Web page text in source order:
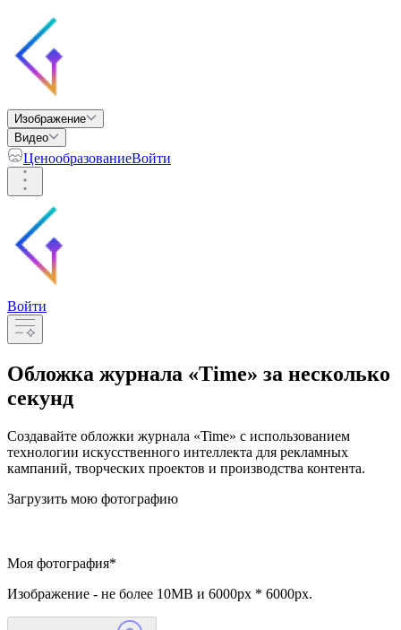
Изображение
Видео
ЦенообразованиеВойти
Войти
Обложка журнала «Time» за несколько
секунд
Создавайте обложки журнала «Time» с использованием
технологии искусственного интеллекта для рекламных
кампаний, творческих проектов и производства контента.
Загрузить мою фотографию
Моя фотография*
Изображение - не более 10MB и 6000px * 6000px.